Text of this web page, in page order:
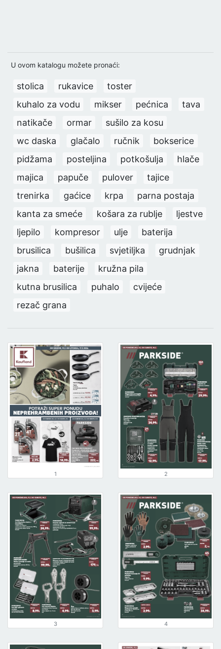
U ovom katalogu možete pronaći:
stolica rukavice
toster
kuhalo za vodu
mikser pećnica
tava
natikače
ormar
sušilo za kosu
wc daska
glačalo ručnik
bokserice
pidžama
posteljina potkošulja
hlače
majica
papuče pulover
tajice
trenirka
gaćice krpa
parna postaja
kanta za smeće
košara za rublje
ljestve
ljepilo
kompresor ulje
baterija
brusilica
bušilica svjetiljka
grudnjak
jakna
baterije
kružna pila
kutna brusilica
puhalo
cvijeće
rezač grana
1 2
3 4